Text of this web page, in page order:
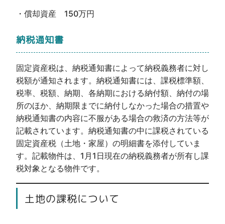
・償却資産 150万円
納税通知書
固定資産税は、納税通知書によって納税義務者に対し
税額が通知されます。納税通知書には、課税標準額、
税率、税額、納期、各納期における納付額、納付の場
所のほか、納期限までに納付しなかった場合の措置や
納税通知書の内容に不服がある場合の救済の方法等が
記載されています。納税通知書の中に課税されている
固定資産税（土地・家屋）の明細書を添付していま
す。記載物件は、1月1日現在の納税義務者が所有し課
税対象となる物件です。
土地の課税について